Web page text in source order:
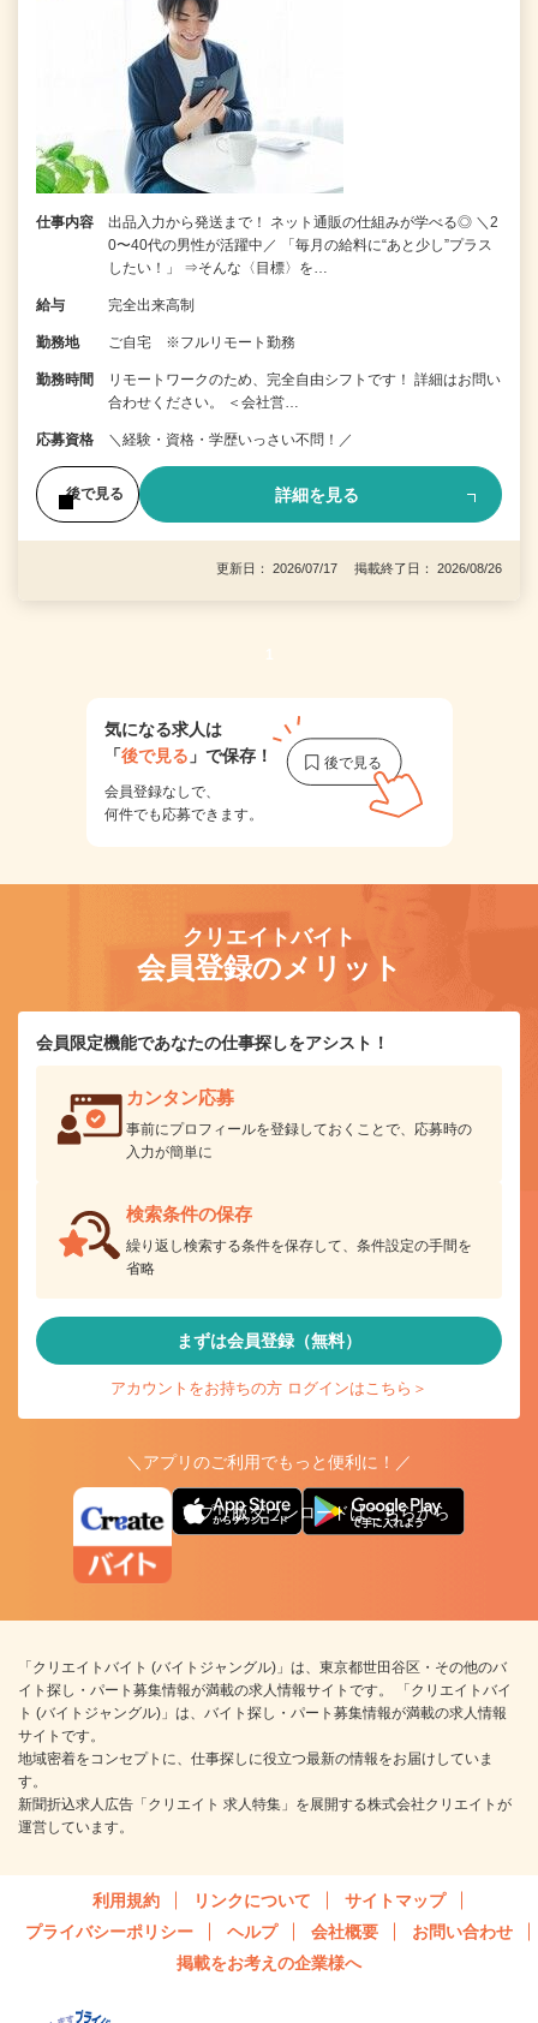
仕事内容
出品入力から発送まで！ ネット通販の仕組みが学べる◎ ＼2
0〜40代の男性が活躍中／ 「毎月の給料に“あと少し”プラス
したい！」 ⇒そんな〈目標〉を…
給与 完全出来高制
勤務地 ご自宅 ※フルリモート勤務
勤務時間
リモートワークのため、完全自由シフトです！ 詳細はお問い
合わせください。 ＜会社営…
応募資格 ＼経験・資格・学歴いっさい不問！／
後で見る 詳細を見る
更新日： 2026/07/17 掲載終了日： 2026/08/26
1
気になる求人は
「後で見る 」で保存！
会員登録なしで、
何件でも応募できます。
クリエイトバイト
会員登録のメリット
会員限定機能であなたの仕事探しをアシスト！
カンタン応募
事前にプロフィールを登録しておくことで、応募時の
入力が簡単に
検索条件の保存
繰り返し検索する条件を保存して、条件設定の手間を
省略
まずは会員登録（無料）
アカウントをお持ちの方 ログインはこちら＞
＼アプリのご利用でもっと便利に！／
アプリ版ダウンロードはこちらから
「クリエイトバイト (バイトジャングル)」は、東京都世田谷区・その他のバ
イト探し・パート募集情報が満載の求人情報サイトです。 「クリエイトバイ
ト (バイトジャングル)」は、バイト探し・パート募集情報が満載の求人情報
サイトです。
地域密着をコンセプトに、仕事探しに役立つ最新の情報をお届けしていま
す。
新聞折込求人広告「クリエイト 求人特集」を展開する株式会社クリエイトが
運営しています。
利用規約 リンクについて
サイトマップ
プライバシーポリシー
ヘルプ 会社概要
お問い合わせ
掲載をお考えの企業様へ